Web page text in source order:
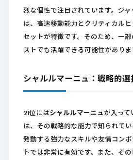
烈な個性で注目されています。ジ
は、高速移動能力とクリティカル
セットが特徴です。そのため、一
ストでも活躍できる可能性がありま
シャルルマーニュ：戦略的選
21位にはシャルルマーニュ が入って
は、その戦略的な能力で知られて
発動する強力なスキルや友情コン
トでは非常に有効です。また、そ